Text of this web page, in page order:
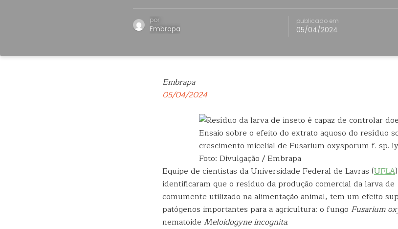
por
Embrapa
publicado em
05/04/2024
Embrapa
05/04/2024
Ensaio sobre o efeito do extrato aquoso do resíduo
crescimento micelial de Fusarium oxysporum f. sp.
Foto: Divulgação / Embrapa
Equipe de cientistas da Universidade Federal de Lavras (UFLA
identificaram que o resíduo da produção comercial da larva de
comumente utilizado na alimentação animal, tem um efeito
patógenos importantes para a agricultura: o fungo Fusarium
nematoide Meloidogyne incognita.